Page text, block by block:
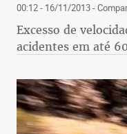
00:12 - 16/11/2013-
Excesso de
acidentes em até